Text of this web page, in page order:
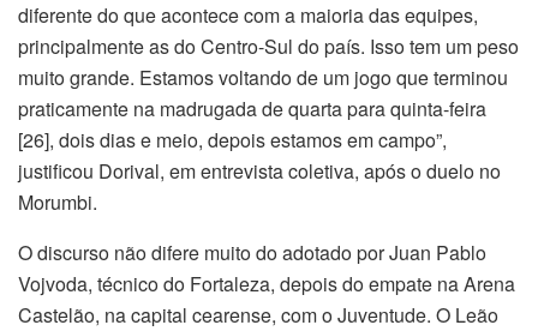
diferente do que acontece com a maioria das equipes,
principalmente as do Centro-Sul do país. Isso tem um peso
muito grande. Estamos voltando de um jogo que terminou
praticamente na madrugada de quarta para quinta-feira
[26], dois dias e meio, depois estamos em campo”,
justificou Dorival, em entrevista coletiva, após o duelo no
Morumbi.
O discurso não difere muito do adotado por Juan Pablo
Vojvoda, técnico do Fortaleza, depois do empate na Arena
Castelão, na capital cearense, com o Juventude. O Leão